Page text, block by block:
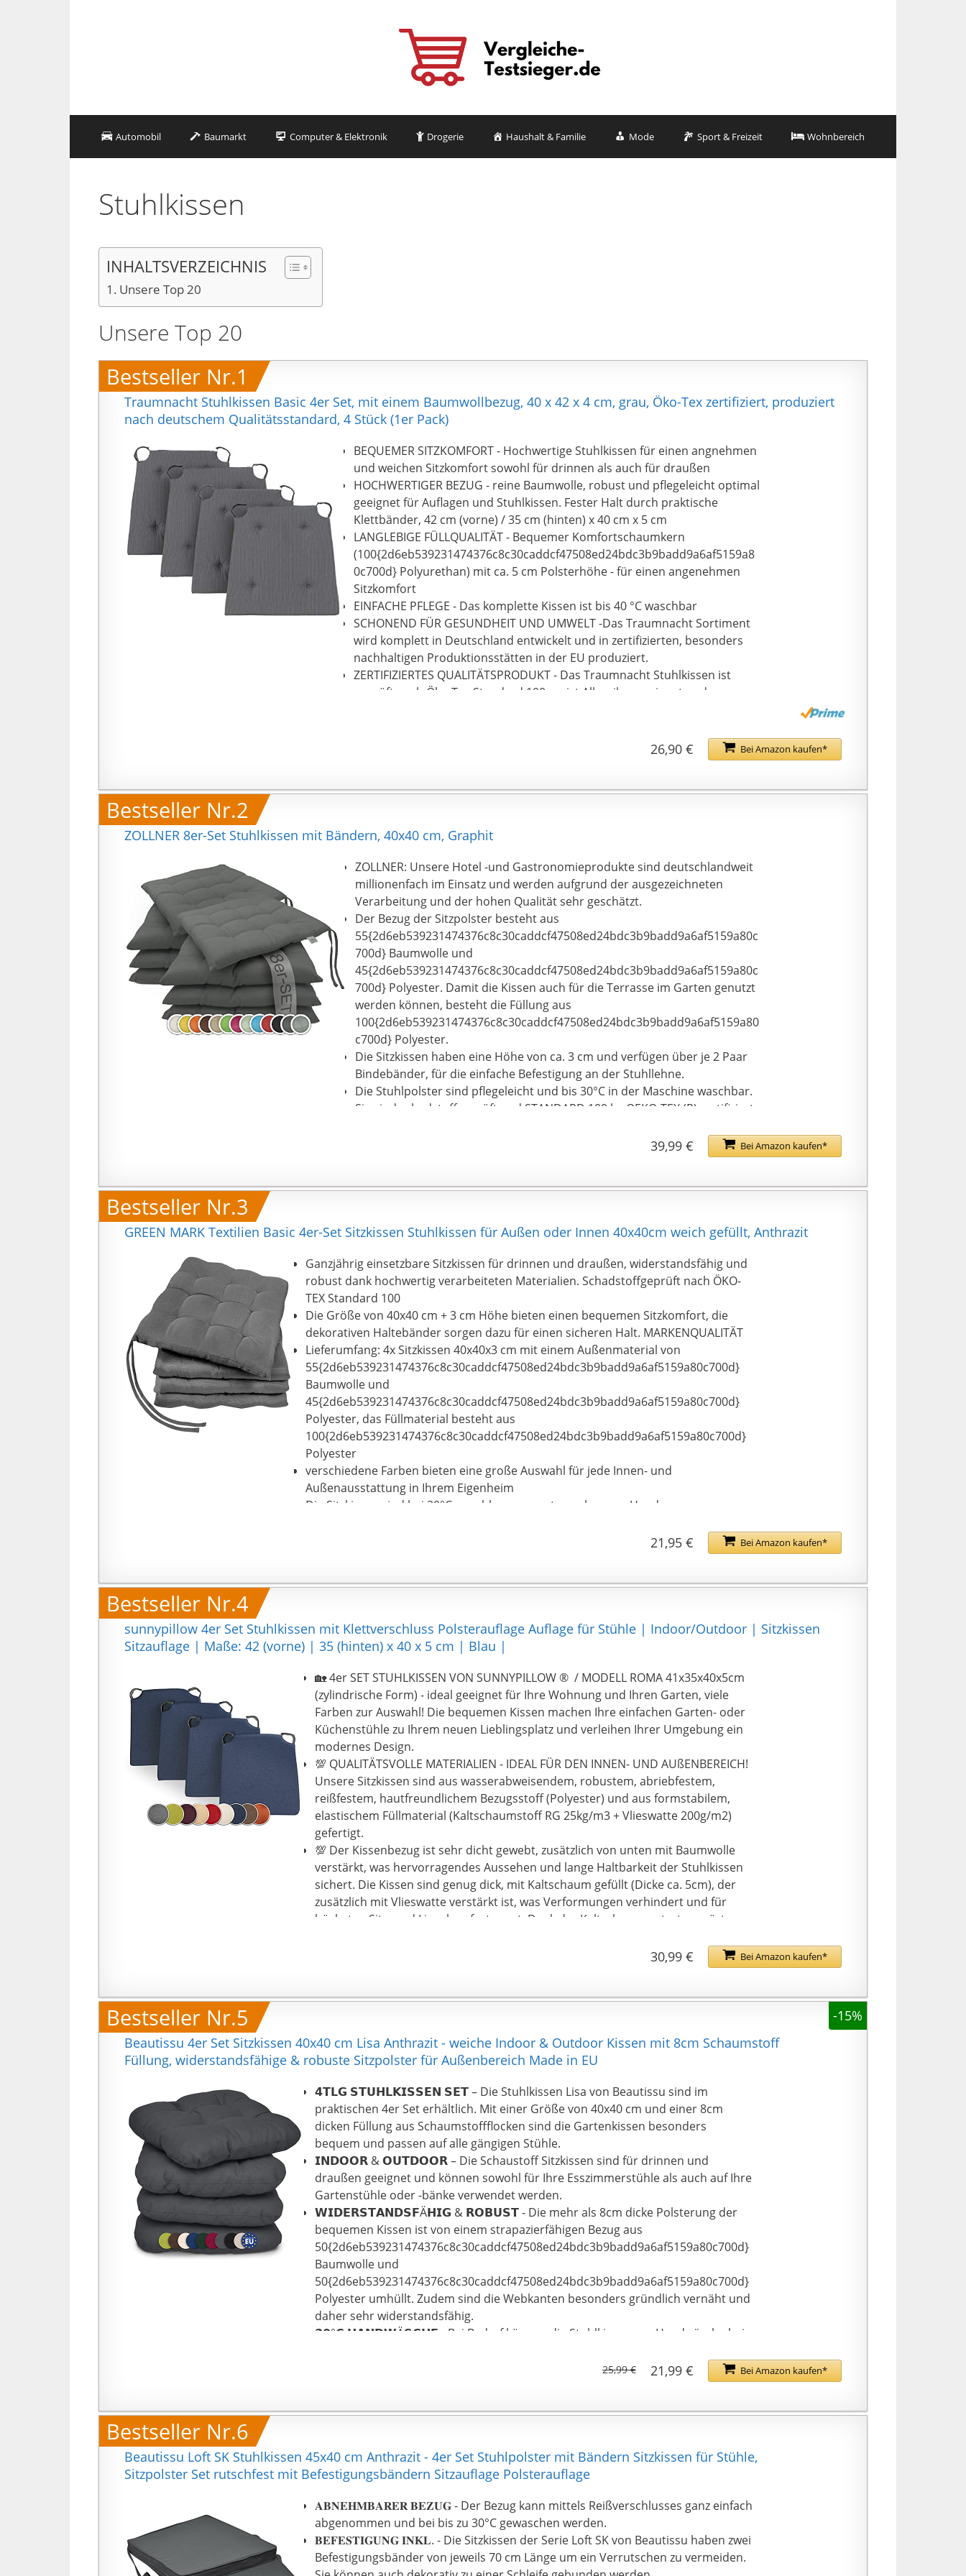
Automobil Baumarkt Computer & Elektronik Drogerie Haushalt & Familie Mode Sport & Freizeit Wohnbereich
Stuhlkissen
INHALTSVERZEICHNIS
Unsere Top 20
Unsere Top 20
Bestseller Nr.1
Traumnacht Stuhlkissen Basic 4er Set, mit einem Baumwollbezug, 40 x 42 x 4 cm, grau, Öko-Tex zertifiziert, produziert
nach deutschem Qualitätsstandard, 4 Stück (1er Pack)
BEQUEMER SITZKOMFORT - Hochwertige Stuhlkissen für einen angnehmen
und weichen Sitzkomfort sowohl für drinnen als auch für draußen
HOCHWERTIGER BEZUG - reine Baumwolle, robust und pflegeleicht optimal
geeignet für Auflagen und Stuhlkissen. Fester Halt durch praktische
Klettbänder, 42 cm (vorne) / 35 cm (hinten) x 40 cm x 5 cm
LANGLEBIGE FÜLLQUALITÄT - Bequemer Komfortschaumkern
(100{2d6eb539231474376c8c30caddcf47508ed24bdc3b9badd9a6af5159a8
0c700d} Polyurethan) mit ca. 5 cm Polsterhöhe - für einen angenehmen
Sitzkomfort
EINFACHE PFLEGE - Das komplette Kissen ist bis 40 °C waschbar
SCHONEND FÜR GESUNDHEIT UND UMWELT -Das Traumnacht Sortiment
wird komplett in Deutschland entwickelt und in zertifizierten, besonders
nachhaltigen Produktionsstätten in der EU produziert.
ZERTIFIZIERTES QUALITÄTSPRODUKT - Das Traumnacht Stuhlkissen ist
geprüft nach Öko-Tex Standard 100, es ist Allergiker geeignet und
Bei Amazon kaufen*
26,90 €
Bestseller Nr.2
ZOLLNER 8er-Set Stuhlkissen mit Bändern, 40x40 cm, Graphit
ZOLLNER: Unsere Hotel -und Gastronomieprodukte sind deutschlandweit
millionenfach im Einsatz und werden aufgrund der ausgezeichneten
Verarbeitung und der hohen Qualität sehr geschätzt.
Der Bezug der Sitzpolster besteht aus
55{2d6eb539231474376c8c30caddcf47508ed24bdc3b9badd9a6af5159a80c
700d} Baumwolle und
45{2d6eb539231474376c8c30caddcf47508ed24bdc3b9badd9a6af5159a80c
700d} Polyester. Damit die Kissen auch für die Terrasse im Garten genutzt
werden können, besteht die Füllung aus
100{2d6eb539231474376c8c30caddcf47508ed24bdc3b9badd9a6af5159a80
c700d} Polyester.
Die Sitzkissen haben eine Höhe von ca. 3 cm und verfügen über je 2 Paar
Bindebänder, für die einfache Befestigung an der Stuhllehne.
Die Stuhlpolster sind pflegeleicht und bis 30°C in der Maschine waschbar.
Sie sind schadstoffgeprüft und STANDARD 100 by OEKO-TEX (R) zertifiziert,
Sie erhalten zwei praktische 4er Sets Stuhlkissen. Die Kissen in dunkelgrauBei Amazon kaufen*
39,99 €
Bestseller Nr.3
GREEN MARK Textilien Basic 4er-Set Sitzkissen Stuhlkissen für Außen oder Innen 40x40cm weich gefüllt, Anthrazit
Ganzjährig einsetzbare Sitzkissen für drinnen und draußen, widerstandsfähig und
robust dank hochwertig verarbeiteten Materialien. Schadstoffgeprüft nach ÖKO-
TEX Standard 100
Die Größe von 40x40 cm + 3 cm Höhe bieten einen bequemen Sitzkomfort, die
dekorativen Haltebänder sorgen dazu für einen sicheren Halt. MARKENQUALITÄT
Lieferumfang: 4x Sitzkissen 40x40x3 cm mit einem Außenmaterial von
55{2d6eb539231474376c8c30caddcf47508ed24bdc3b9badd9a6af5159a80c700d}
Baumwolle und
45{2d6eb539231474376c8c30caddcf47508ed24bdc3b9badd9a6af5159a80c700d}
Polyester, das Füllmaterial besteht aus
100{2d6eb539231474376c8c30caddcf47508ed24bdc3b9badd9a6af5159a80c700d}
Polyester
verschiedene Farben bieten eine große Auswahl für jede Innen- und
Außenausstattung in Ihrem Eigenheim
Die Sitzkissen sind bei 30°C waschbar, separat waschen per Hand
Bei Amazon kaufen*
21,95 €
Bestseller Nr.4
sunnypillow 4er Set Stuhlkissen mit Klettverschluss Polsterauflage Auflage für Stühle | Indoor/Outdoor | Sitzkissen
Sitzauflage | Maße: 42 (vorne) | 35 (hinten) x 40 x 5 cm | Blau |
🏡 4er SET STUHLKISSEN VON SUNNYPILLOW ® / MODELL ROMA 41x35x40x5cm
(zylindrische Form) - ideal geeignet für Ihre Wohnung und Ihren Garten, viele
Farben zur Auswahl! Die bequemen Kissen machen Ihre einfachen Garten- oder
Küchenstühle zu Ihrem neuen Lieblingsplatz und verleihen Ihrer Umgebung ein
modernes Design.
💯 QUALITÄTSVOLLE MATERIALIEN - IDEAL FÜR DEN INNEN- UND AUßENBEREICH!
Unsere Sitzkissen sind aus wasserabweisendem, robustem, abriebfestem,
reißfestem, hautfreundlichem Bezugsstoff (Polyester) und aus formstabilem,
elastischem Füllmaterial (Kaltschaumstoff RG 25kg/m3 + Vlieswatte 200g/m2)
gefertigt.
💯 Der Kissenbezug ist sehr dicht gewebt, zusätzlich von unten mit Baumwolle
verstärkt, was hervorragendes Aussehen und lange Haltbarkeit der Stuhlkissen
sichert. Die Kissen sind genug dick, mit Kaltschaum gefüllt (Dicke ca. 5cm), der
zusätzlich mit Vlieswatte verstärkt ist, was Verformungen verhindert und für
höchsten Sitz- und Liegekomfort sorgt. Dank der Kaltschaummatratze spürt man
🪑 Die Stuhlauflagen sind mit 2 praktischen Klettbändern zur einfachen
Befestigung ausgestattet. Die Kissen passen sich somit sehr gut allen gängigen
🧽 Unsere Stuhlkissen sind pflegeleicht, schmutzabweisend, fleckengeschütz und
Waschmaschine gewaschen werden (ohne Schleudern). Sie eignen sich somit
sehr gut für den täglichen und dauerhaften Gebrauch.
Bei Amazon kaufen*
30,99 €
Bestseller Nr.5
-15%
Beautissu 4er Set Sitzkissen 40x40 cm Lisa Anthrazit - weiche Indoor & Outdoor Kissen mit 8cm Schaumstoff
Füllung, widerstandsfähige & robuste Sitzpolster für Außenbereich Made in EU
𝟰𝗧𝗟𝗚 𝗦𝗧𝗨𝗛𝗟𝗞𝗜𝗦𝗦𝗘𝗡 𝗦𝗘𝗧 – Die Stuhlkissen Lisa von Beautissu sind im
praktischen 4er Set erhältlich. Mit einer Größe von 40x40 cm und einer 8cm
dicken Füllung aus Schaumstoffflocken sind die Gartenkissen besonders
bequem und passen auf alle gängigen Stühle.
𝗜𝗡𝗗𝗢𝗢𝗥 & 𝗢𝗨𝗧𝗗𝗢𝗢𝗥 – Die Schaustoff Sitzkissen sind für drinnen und
draußen geeignet und können sowohl für Ihre Esszimmerstühle als auch auf Ihre
Gartenstühle oder -bänke verwendet werden.
𝗪𝗜𝗗𝗘𝗥𝗦𝗧𝗔𝗡𝗗𝗦𝗙Ä𝗛𝗜𝗚 & 𝗥𝗢𝗕𝗨𝗦𝗧 - Die mehr als 8cm dicke Polsterung der
bequemen Kissen ist von einem strapazierfähigen Bezug aus
50{2d6eb539231474376c8c30caddcf47508ed24bdc3b9badd9a6af5159a80c700d}
Baumwolle und
50{2d6eb539231474376c8c30caddcf47508ed24bdc3b9badd9a6af5159a80c700d}
Polyester umhüllt. Zudem sind die Webkanten besonders gründlich vernäht und
daher sehr widerstandsfähig.
𝟯𝟬°𝗖 𝗛𝗔𝗡𝗗𝗪Ä𝗦𝗖𝗛𝗘 - Bei Bedarf können die Stuhlkissen per Handwäsche bei
als farbenfrohes Wohnaccessoire, die Kissen sind in jedem Fall die perfekte
Schaumstofffüllung ist ideal als Stuhlkissen, Bodenkissen, Sitzkissen oder als
Außerdem trägt das Produkt das Label STANDARD 100 by OEKO-TEX unter der
Prüfnummer 17.HBG.26231.
Bei Amazon kaufen*
21,99 €
25,99 €
Bestseller Nr.6
Beautissu Loft SK Stuhlkissen 45x40 cm Anthrazit - 4er Set Stuhlpolster mit Bändern Sitzkissen für Stühle,
Sitzpolster Set rutschfest mit Befestigungsbändern Sitzauflage Polsterauflage
𝐀𝐁𝐍𝐄𝐇𝐌𝐁𝐀𝐑𝐄𝐑 𝐁𝐄𝐙𝐔𝐆 - Der Bezug kann mittels Reißverschlusses ganz einfach
abgenommen und bei bis zu 30°C gewaschen werden.
𝐁𝐄𝐅𝐄𝐒𝐓𝐈𝐆𝐔𝐍𝐆 𝐈𝐍𝐊𝐋. - Die Sitzkissen der Serie Loft SK von Beautissu haben zwei
Befestigungsbänder von jeweils 70 cm Länge um ein Verrutschen zu vermeiden.